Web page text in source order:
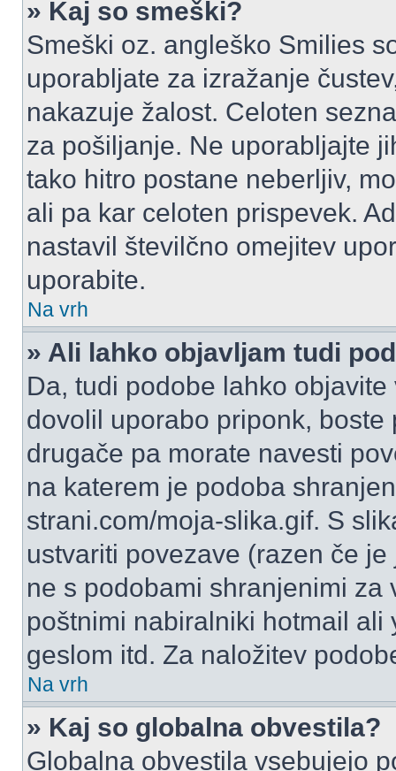
» Kaj so smeški?
Smeški oz. angleško Smilies
uporabljate za izražanje
nakazuje žalost. Celoten
za pošiljanje. Ne uporabljajte
tako hitro postane neberljiv,
ali pa kar celoten prispevek.
nastavil številčno omejitev
uporabite.
Na vrh
» Ali lahko objavljam tudi
Da, tudi podobe lahko
dovolil uporabo priponk,
drugače pa morate navesti
na katerem je podoba
strani.com/moja-slika.gif. S
ustvariti povezave (razen če
ne s podobami shranjenimi za
poštnimi nabiralniki hotmail
geslom itd. Za naložitev
Na vrh
» Kaj so globalna obvestila?
Globalna obvestila vsebujejo